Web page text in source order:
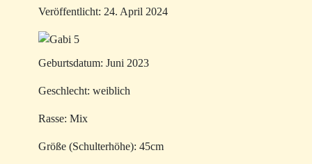
Veröffentlicht: 24. April 2024
Geburtsdatum: Juni 2023
Geschlecht: weiblich
Rasse: Mix
Größe (Schulterhöhe): 45cm